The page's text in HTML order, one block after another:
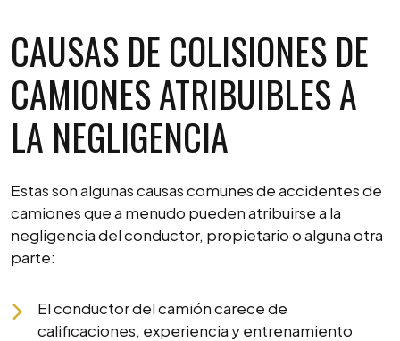
CAUSAS DE COLISIONES DE
CAMIONES ATRIBUIBLES A
LA NEGLIGENCIA
Estas son algunas causas comunes de accidentes de
camiones que a menudo pueden atribuirse a la
negligencia del conductor, propietario o alguna otra
parte:
El conductor del camión carece de
calificaciones, experiencia y entrenamiento